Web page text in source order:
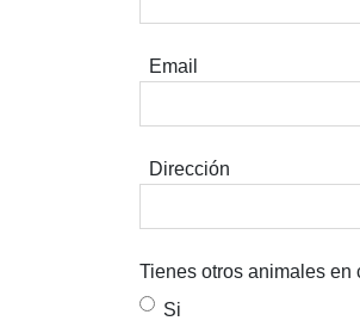
Email
Dirección
Tienes otros animales en
Si